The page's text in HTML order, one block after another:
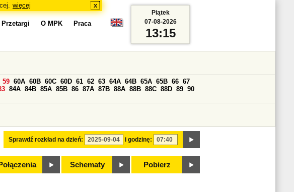
więcej x
Przetargi O MPK Praca
Sprawdź rozkład na dzień: i godzinę:
59 60A 60B 60C 60D 61 62 63 64A 64B 65A 65B 66 67
84A 84B 85A 85B 86 87A 87B 88A 88B 88C 88D 89 90
Połączenia Schematy Pobierz
Piątek
07-08-2026
13:15